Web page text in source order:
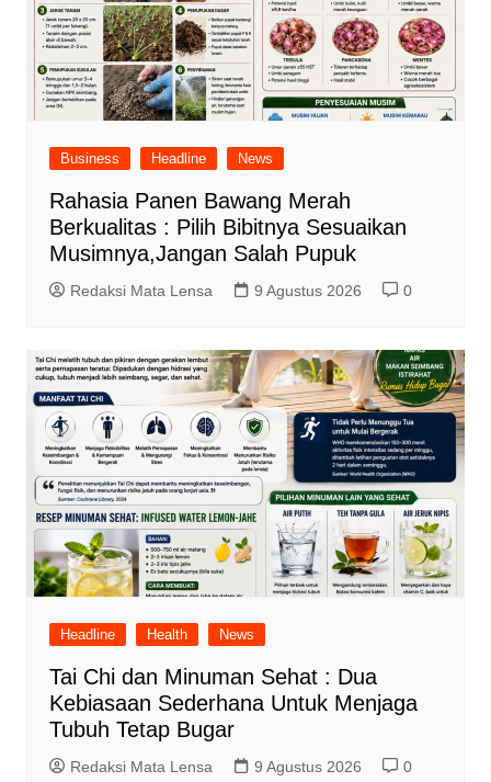
Business Headline News
Rahasia Panen Bawang Merah
Berkualitas : Pilih Bibitnya Sesuaikan
Musimnya,Jangan Salah Pupuk
Redaksi Mata Lensa 9 Agustus 2026 0
Headline Health News
Tai Chi dan Minuman Sehat : Dua
Kebiasaan Sederhana Untuk Menjaga
Tubuh Tetap Bugar
Redaksi Mata Lensa 9 Agustus 2026 0